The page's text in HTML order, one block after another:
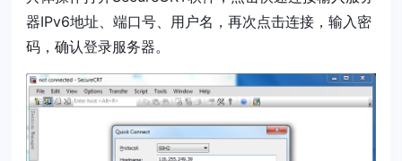
器IPv6地址、端口号、用户名，再次点击连接，输入密
码，确认登录服务器。